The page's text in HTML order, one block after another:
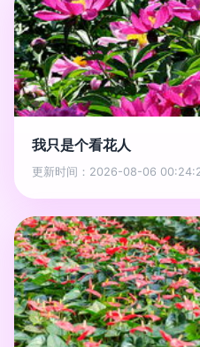
我只是个看花人
更新时间：2026-08-06